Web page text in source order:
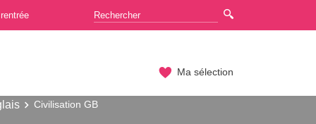
Ma sélection
Civilisation GB